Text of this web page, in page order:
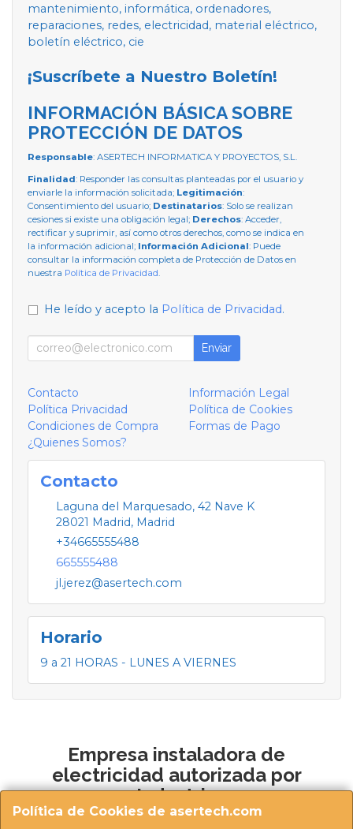
Política de Cookies de asertech.com
mantenimiento, informática, ordenadores,
reparaciones, redes, electricidad, material eléctrico,
boletín eléctrico, cie
¡Suscríbete a Nuestro Boletín!
INFORMACIÓN BÁSICA SOBRE
PROTECCIÓN DE DATOS
Responsable: ASERTECH INFORMATICA Y PROYECTOS, S.L.
Finalidad: Responder las consultas planteadas por el usuario y
enviarle la información solicitada; Legitimación:
Consentimiento del usuario; Destinatarios: Solo se realizan
cesiones si existe una obligación legal; Derechos: Acceder,
rectificar y suprimir, así como otros derechos, como se indica en
la información adicional; Información Adicional: Puede
consultar la información completa de Protección de Datos en
nuestra Política de Privacidad
He leído y acepto la Política de Privacidad.
Enviar
Contacto
Información Legal
Política Privacidad
Política de Cookies
Condiciones de Compra
Formas de Pago
¿Quienes Somos?
Contacto
Laguna del Marquesado, 42 Nave K
28021 Madrid, Madrid
+34665555488
665555488
jl.jerez@asertech.com
Horario
9 a 21 HORAS - LUNES A VIERNES
Empresa instaladora de
electricidad autorizada por
Industria